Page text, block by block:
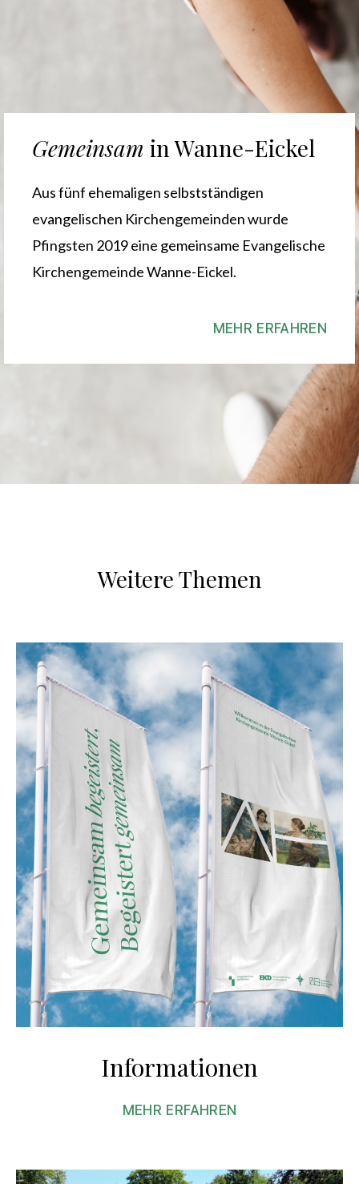
Gemeinsam in Wanne-Eickel
Aus fünf ehemaligen selbstständigen
evangelischen Kirchengemeinden wurde
Pfingsten 2019 eine gemeinsame Evangelische
Kirchengemeinde Wanne-Eickel.
MEHR ERFAHREN
Weitere Themen
Informationen
MEHR ERFAHREN